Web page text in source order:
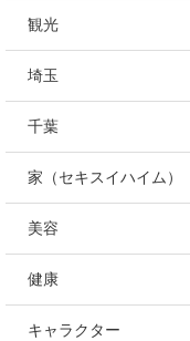
つくば
料理・食べ物
気になる人・こと・もの
購入品レビュー
片付け・収納・生活
観光
埼玉